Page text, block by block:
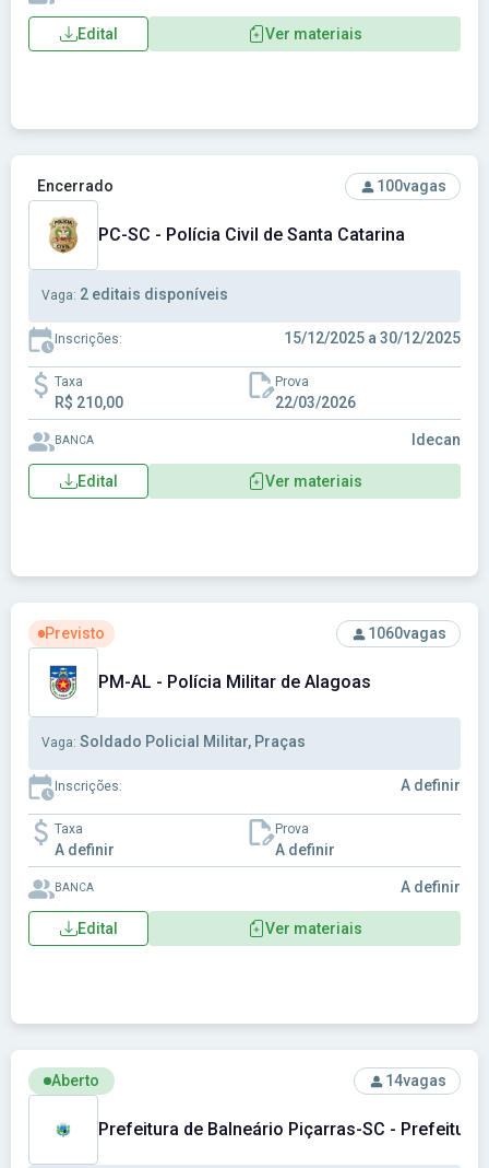
Edital Ver materiais
Ver concurso: PC-SC - Polícia Civil de Santa Catarina
Encerrado 100vagas
PC-SC - Polícia Civil de Santa Catarina
Vaga: 2 editais disponíveis
Inscrições: 15/12/2025 a 30/12/2025
Taxa
R$ 210,00
Prova
22/03/2026
BANCA Idecan
Edital Ver materiais
Ver concurso: PM-AL - Polícia Militar de Alagoas
Previsto 1060vagas
PM-AL - Polícia Militar de Alagoas
Vaga: Soldado Policial Militar, Praças
Inscrições: A definir
Taxa
A definir
Prova
A definir
BANCA A definir
Edital Ver materiais
Ver concurso: Prefeitura de Balneário Piçarras-SC -
Aberto 14vagas
Prefeitura de Balneário Piçarras-SC -